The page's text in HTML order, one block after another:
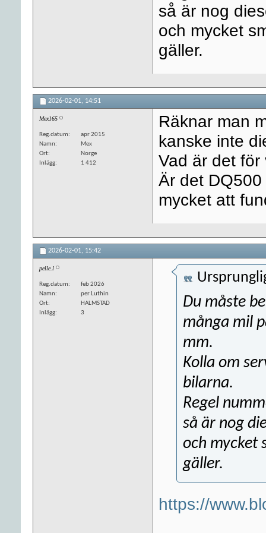
så är nog
och mycket
gäller.
2026-02-01, 14:51
Mex165
Reg.datum
apr 2015
Namn
Mex
Ort
Norge
Inlägg
1 412
Räknar man
kanske inte
Vad är det för
Är det
mycket att
2026-02-01, 15:42
pelle.l
Reg.datum
feb 2026
Namn
per Luthin
Ort
HALMSTAD
Inlägg
3
Du måste
många mil
mm.
Kolla om
bilarna.
Regel
så är nog
och mycket
gäller.
https://